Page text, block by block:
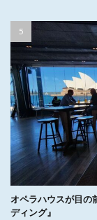
オペラハウスが目の
ディング』